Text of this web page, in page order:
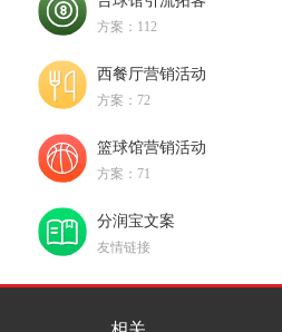
方案：112
西餐厅营销活动
方案：72
篮球馆营销活动
方案：71
分润宝文案
友情链接